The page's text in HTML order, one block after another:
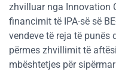
zhvilluar nga Innovation
financimit të IPA-së së
vendeve të reja të punës
përmes zhvillimit të
mbështetjes për